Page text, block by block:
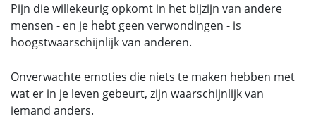
Pijn die willekeurig opkomt in het bijzijn van andere
mensen - en je hebt geen verwondingen - is
hoogstwaarschijnlijk van anderen.
Onverwachte emoties die niets te maken hebben met
wat er in je leven gebeurt, zijn waarschijnlijk van
iemand anders.